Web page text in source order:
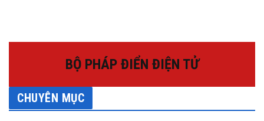
BỘ PHÁP ĐIỂN ĐIỆN TỬ
CHUYÊN MỤC